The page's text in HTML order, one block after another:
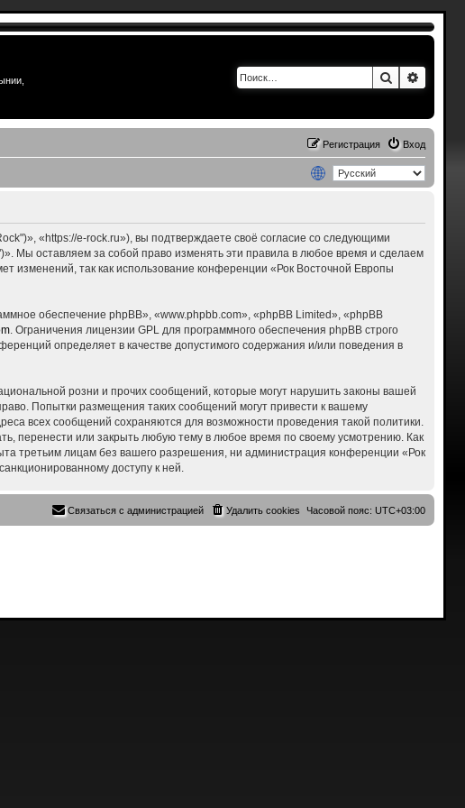
Поиск
Вход
Регистрация
«https://e-rock.ru»), вы подтверждаете своё согласие со следующими
Мы оставляем за собой право изменять эти правила в любое время и сделаем
изменений, так как использование конференции «Рок Восточной Европы
обеспечение phpBB», «www.phpbb.com», «phpBB Limited», «phpBB
. Ограничения лицензии GPL для программного обеспечения phpBB строго
определяет в качестве допустимого содержания и/или поведения в
розни и прочих сообщений, которые могут нарушить законы вашей
Попытки размещения таких сообщений могут привести к вашему
всех сообщений сохраняются для возможности проведения такой политики.
перенести или закрыть любую тему в любое время по своему усмотрению. Как
третьим лицам без вашего разрешения, ни администрация конференции «Рок
доступу к ней.
Часовой пояс:UTC+03:00
Удалить cookies
Связаться с администрацией